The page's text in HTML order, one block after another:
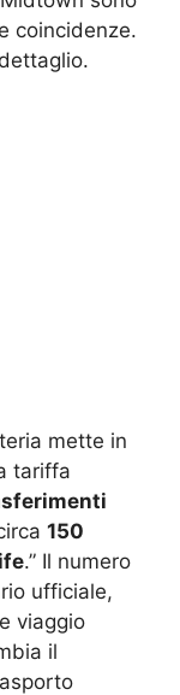
coincidenze.
mette in
tariffa
150
.” Il numero
ufficiale,
viaggio
il